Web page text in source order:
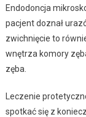
Endodoncja
pacjent doznał
zwichnięcie to
wnętrza komory
zęba.
Leczenie
spotkać się z